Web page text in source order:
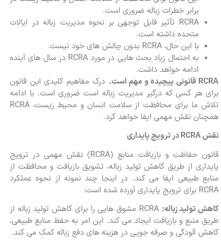
برابر خطرات زباله ضروری است.
RCRA تأثیر قابل توجهی بر نحوه مدیریت زباله در ایالات
متحده داشته است.
با این حال، RCRA بدون چالش های خود نیست.
به احتمال زیاد بحث هایی در مورد RCRA در سال های آینده
ادامه خواهد داشت.
RCRA قانونی پیچیده و مهم است. درک مفاهیم کلیدی این قانون
برای هر کسی که درگیر مدیریت زباله است ضروری است. با ادامه
تلاش ما برای محافظت از سلامت انسان و محیط زیست، RCRA
همچنان نقش مهمی ایفا خواهد کرد.
نقشRCRAدر ترویج پایداری
قانون حفاظت و بازیافت منابع (RCRA) نقش مهمی در ترویج
پایداری از طریق کاهش تولید زباله، تشویق بازیافت و محافظت از
منابع طبیعی ایفا می کند. در اینجا چند نمونه از نحوه عملکرد
RCRA برای ترویج پایداری آورده شده است:
کاهش تولید زباله:
RCRA مشوق هایی را برای کاهش تولید زباله از
طریق منبع و بازیافت ایجاد می کند. این امر به حفظ منابع طبیعی،
کاهش آلودگی و صرفه جویی در هزینه های دفع زباله کمک می کند.